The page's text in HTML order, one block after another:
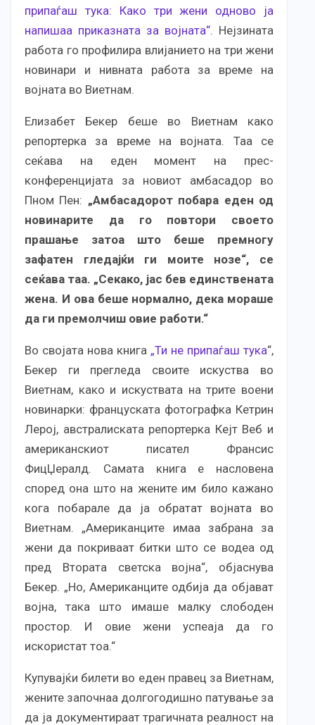
припаѓаш тука: Како три жени одново ја
напишаа приказната за војната“. Нејзината
работа го профилира влијанието на три жени
новинари и нивната работа за време на
војната во Виетнам.
Елизабет Бекер беше во Виетнам како
репортерка за време на војната. Таа се
сеќава на еден момент на прес-
конференцијата за новиот амбасадор во
Пном Пен: „Амбасадорот побара еден од
новинарите да го повтори своето
прашање затоа што беше премногу
зафатен гледајќи ги моите нозе“, се
сеќава таа. „Секако, јас бев единствената
жена. И ова беше нормално, дека мораше
да ги премолчиш овие работи.“
Во својата нова книга „Ти не припаѓаш тука“,
Бекер ги прегледа своите искуства во
Виетнам, како и искуствата на трите воени
новинарки: француската фотографка Кетрин
Лерој, австралиската репортерка Кејт Веб и
американскиот писател Франсис
ФицЏералд. Самата книга е насловена
според она што на жените им било кажано
кога побарале да ја обратат војната во
Виетнам. „Американците имаа забрана за
жени да покриваат битки што се водеа од
пред Втората светска војна“, објаснува
Бекер. „Но, Американците одбија да објават
војна, така што имаше малку слободен
простор. И овие жени успеаја да го
искористат тоа.“
Купувајќи билети во еден правец за Виетнам,
жените започнаа долгогодишно патување за
да ја документираат трагичната реалност на